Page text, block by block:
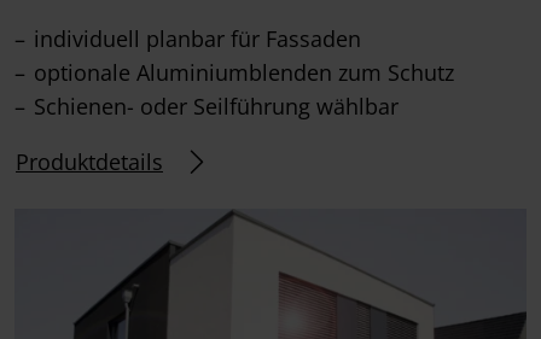
individuell planbar für Fassaden
optionale Aluminiumblenden zum Schutz
Schienen- oder Seilführung wählbar
Produktdetails